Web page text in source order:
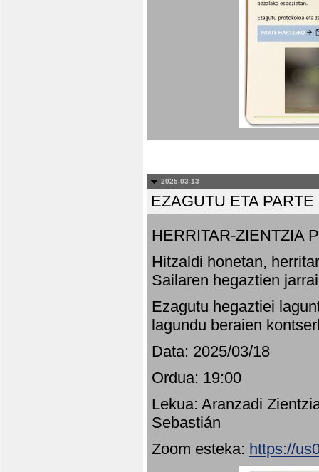
2025-03-13
EZAGUTU ETA
HERRITAR-ZIENTZIA
Hitzaldi honetan,
Sailaren hegaztien
Ezagutu hegaztiei
lagundu beraien
Data: 2025/03/18
Ordua: 19:00
Lekua: Aranzadi
Sebastián
Zoom esteka: https://